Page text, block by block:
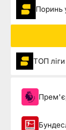
Поринь
ТОП ліги